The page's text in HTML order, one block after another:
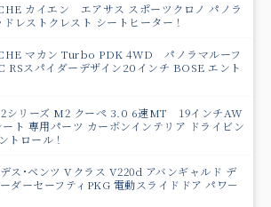
カイエン エアサス スポーツクロノ パノラ
レストクレスト シートヒーター！
マカン Turbo PDK 4WD パノラマルーフ
RSスパイダーデザイン20インチ BOSE エント
2シリーズ M2 クーペ 3.0 6速MT 19インチAW
ト 専用パーツ カーボンインテリア ドライビン
トロール！
ス･ベンツ Vクラス V220d アバンギャルド デ
ダーセーフティPKG 電動スライドドア パワ－